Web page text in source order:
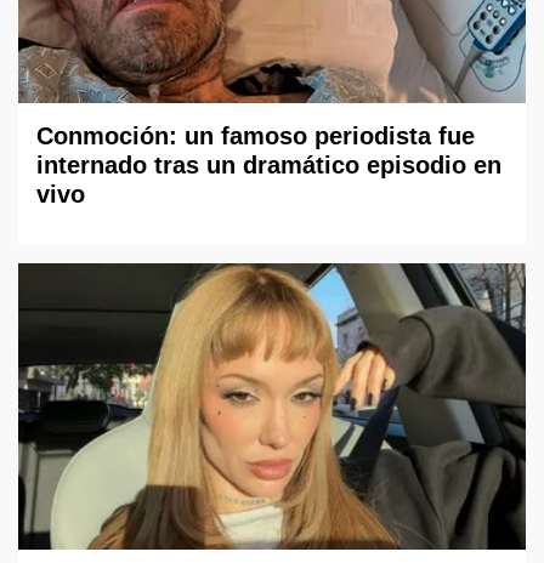
Conmoción: un famoso periodista fue
internado tras un dramático episodio en
vivo